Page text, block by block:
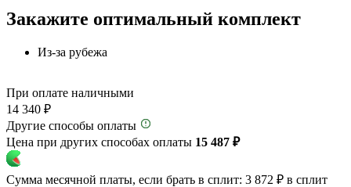
Закажите оптимальный комплект
Из-за рубежа
При оплате наличными
14 340 ₽
Другие способы оплаты
Цена при других способах оплаты 15 487 ₽
Сумма месячной платы, если брать в сплит: 3 872 ₽ в сплит